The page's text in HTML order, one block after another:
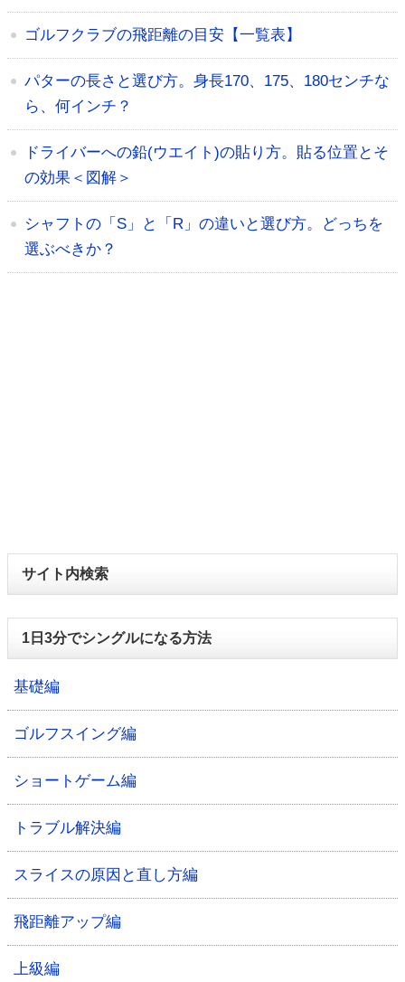
ゴルフクラブの飛距離の目安【一覧表】
パターの長さと選び方。身長170、175、180センチな
ら、何インチ？
ドライバーへの鉛(ウエイト)の貼り方。貼る位置とそ
の効果＜図解＞
シャフトの「S」と「R」の違いと選び方。どっちを
選ぶべきか？
サイト内検索
1日3分でシングルになる方法
基礎編
ゴルフスイング編
ショートゲーム編
トラブル解決編
スライスの原因と直し方編
飛距離アップ編
上級編